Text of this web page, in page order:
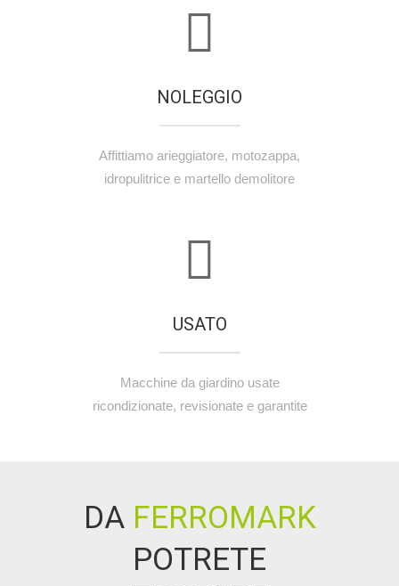
NOLEGGIO
Affittiamo arieggiatore, motozappa,
idropulitrice e martello demolitore
USATO
Macchine da giardino usate
ricondizionate, revisionate e garantite
DAFERROMARK
POTRETE